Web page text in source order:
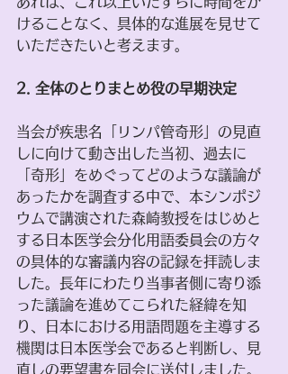
けることなく、具体的な進展を見せて
いただきたいと考えます。
2. 全体のとりまとめ役の早期決定
当会が疾患名「リンパ管奇形」の見直
しに向けて動き出した当初、過去に
「奇形」をめぐってどのような議論が
あったかを調査する中で、本シンポジ
ウムで講演された森崎教授をはじめと
する日本医学会分化用語委員会の方々
の具体的な審議内容の記録を拝読しま
した。長年にわたり当事者側に寄り添
った議論を進めてこられた経緯を知
り、日本における用語問題を主導する
機関は日本医学会であると判断し、見
直しの要望書を同会に送付しました。